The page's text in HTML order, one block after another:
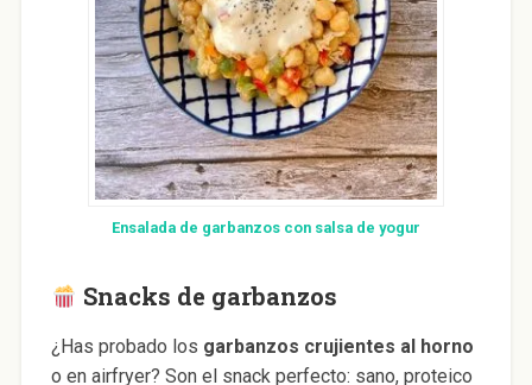
Ensalada de garbanzos con salsa de yogur
Snacks de garbanzos
¿Has probado los garbanzos crujientes al horno
o en airfryer? Son el snack perfecto: sano, proteico